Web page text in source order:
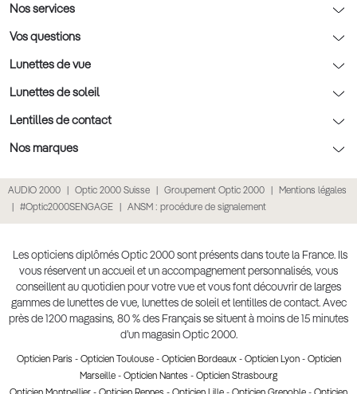
AFNOR Certification
Rendez-vous prévision
Nos conseils lunettes
Nos conseils lentilles
Nos conseils enfants
Nos conseils santé visuelle
Tout savoir sur nos verres
Nos services
Optic 2000 à domicile
Le contrôle de la vue chez votre opticien
L'entretien de votre équipement
La prise de rendez-vous en ligne
Point expert basse vision
Click & collect : Livraison gratuite en magasin
Accessibilité
Vos questions
Politique cookies
Conditions des offres
Politique de confidentialité des données
Retours et remboursements
Lunettes de vue
Lunettes de vue
Lunettes de vue homme
Lunettes de vue femme
Lunettes de vue Ray-Ban
Lunettes de vue Gucci
Lunettes de vue Chloé
Lunettes de vue Burberry
Lunettes de soleil
Lunettes de soleil
Lunettes de soleil homme
Lunettes de soleil enfant
Lunettes de soleil Ray-Ban
Lunettes de soleil Prada
Lunettes de soleil Gucci
Soldes Ete 2025
Lentilles de contact
Lentilles de contact
Lentille de nuit
Lentilles journalières
Produit lentilles
Nos marques
Lunettes Prada
Lunettes Guess
Lunettes Chloé
Lunettes Versace
AUDIO 2000 Optic 2000 Suisse Groupement Optic 2000
Mentions légales
#Optic2000SENGAGE
ANSM : procédure de signalement
Les opticiens diplômés Optic 2000 sont présents dans toute la France. Ils
vous réservent un accueil et un accompagnement personnalisés, vous
conseillent au quotidien pour votre vue et vous font découvrir de larges
gammes de lunettes de vue, lunettes de soleil et lentilles de contact. Avec
près de 1200 magasins, 80 % des Français se situent à moins de 15 minutes
d’un magasin Optic 2000.
Opticien Paris - Opticien Toulouse- Opticien Bordeaux- Opticien Lyon- Opticien
Marseille - Opticien Nantes - Opticien Strasbourg